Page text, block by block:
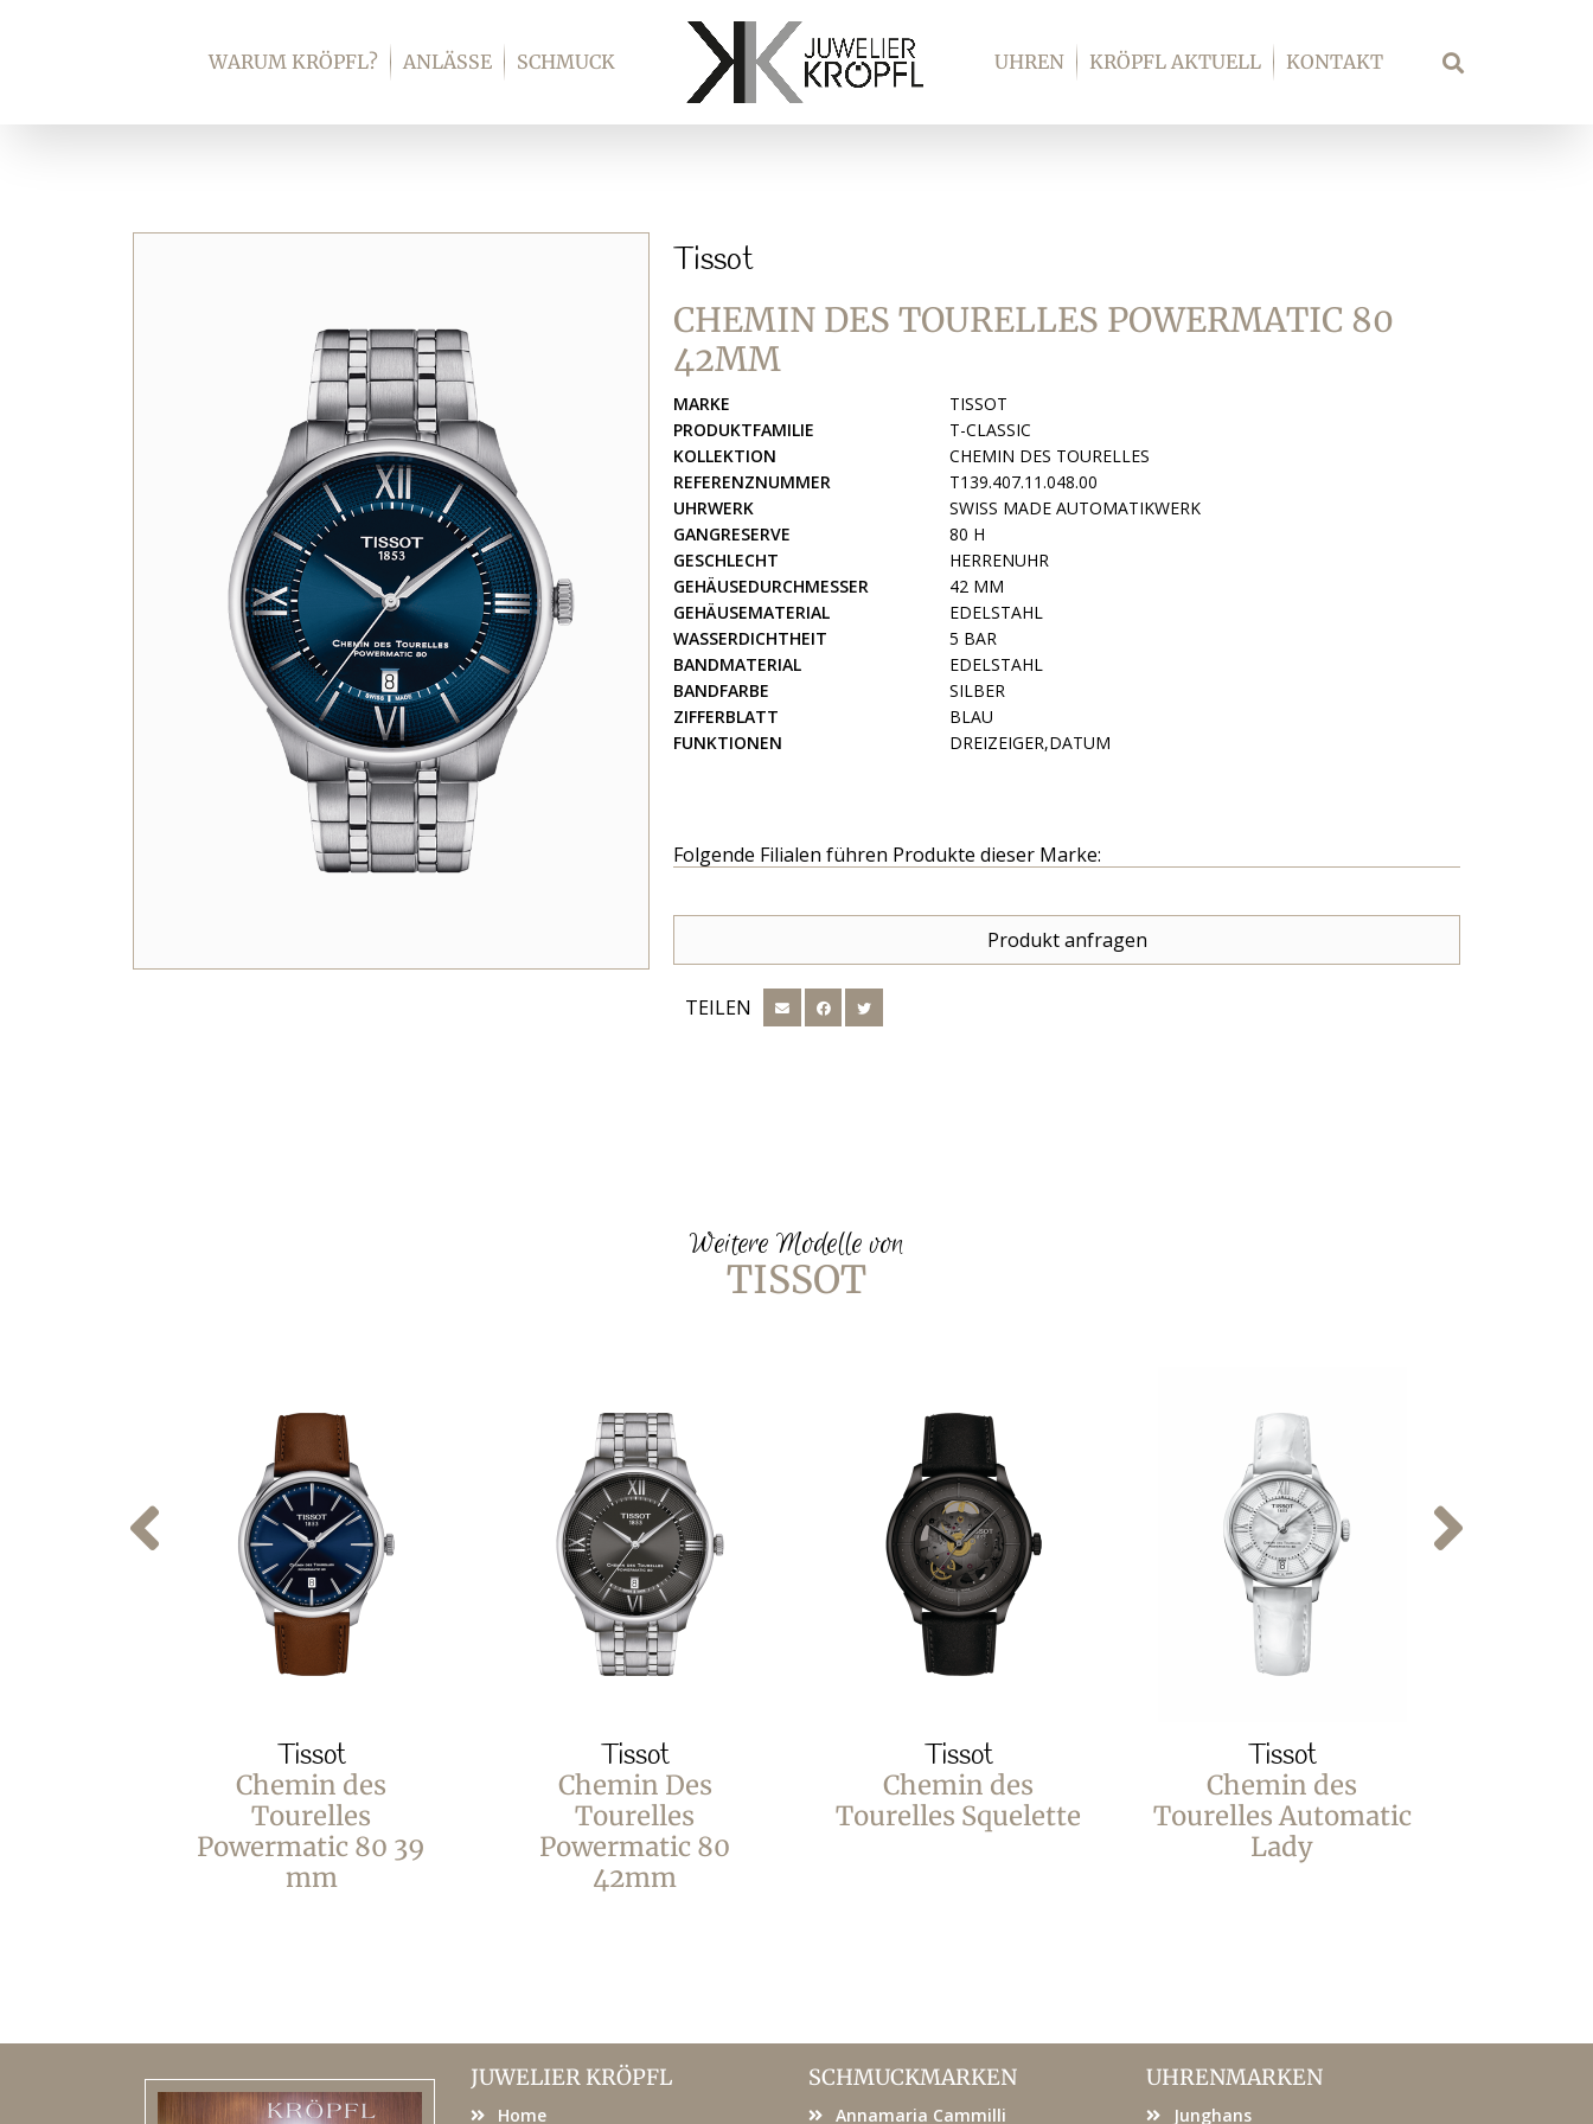
WARUM KRÖPFL? ANLÄSSE SCHMUCK UHREN KRÖPFL AKTUELL KONTAKT Suche
Tissot
CHEMIN DES TOURELLES POWERMATIC 80
42MM
MARKE
TISSOT
PRODUKTFAMILIE
T-CLASSIC
KOLLEKTION
CHEMIN DES TOURELLES
REFERENZNUMMER
T139.407.11.048.00
UHRWERK
SWISS MADE AUTOMATIKWERK
GANGRESERVE
80 H
GESCHLECHT
HERRENUHR
GEHÄUSEDURCHMESSER
42 MM
GEHÄUSEMATERIAL
EDELSTAHL
WASSERDICHTHEIT
5 BAR
BANDMATERIAL
EDELSTAHL
BANDFARBE
SILBER
ZIFFERBLATT
BLAU
FUNKTIONEN
DREIZEIGER,DATUM
Folgende Filialen führen Produkte dieser Marke:
Produkt anfragen
TEILEN
Weitere Modelle von
TISSOT
Tissot
Chemin des
Tourelles
Powermatic 80 39
mm
Tissot
Chemin Des
Tourelles
Powermatic 80
42mm
Tissot
Chemin des
Tourelles Squelette
Tissot
Chemin des
Tourelles Automatic
Lady
JUWELIER KRÖPFL
Home
SCHMUCKMARKEN
Annamaria Cammilli
UHRENMARKEN
Junghans